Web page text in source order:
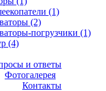
(1)
(2)
погрузчики (1)
(4)
и ответы
Фотогалерея
Контакты